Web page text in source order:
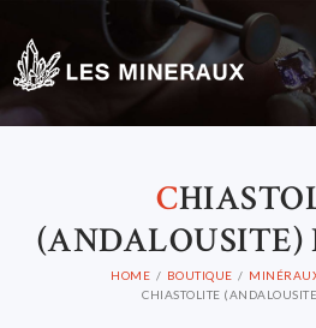
C
(ANDALOUSITE)
HOME BOUTIQUE
CHIASTOLITE